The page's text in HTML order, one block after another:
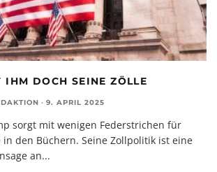
IHM DOCH SEINE ZÖLLE
· 9. APRIL 2025
sorgt mit wenigen Federstrichen für
den Büchern. Seine Zollpolitik ist eine
an...